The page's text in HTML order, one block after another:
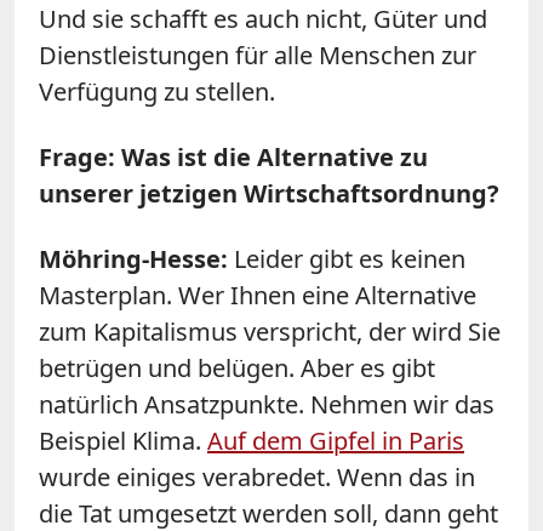
Und sie schafft es auch nicht, Güter und
Dienstleistungen für alle Menschen zur
Verfügung zu stellen.
Frage: Was ist die Alternative zu
unserer jetzigen Wirtschaftsordnung?
Möhring-Hesse: Leider gibt es keinen
Masterplan. Wer Ihnen eine Alternative
zum Kapitalismus verspricht, der wird Sie
betrügen und belügen. Aber es gibt
natürlich Ansatzpunkte. Nehmen wir das
Beispiel Klima. Auf dem Gipfel in Paris
wurde einiges verabredet. Wenn das in
die Tat umgesetzt werden soll, dann geht